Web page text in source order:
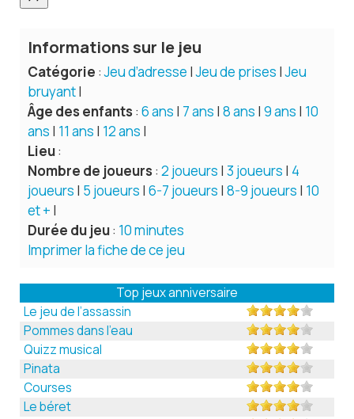
Informations sur le jeu
Catégorie :Jeu d’adresse |Jeu de prises |Jeu
bruyant|
Âge des enfants : 6 ans | 7 ans | 8 ans | 9 ans | 10
ans | 11 ans | 12 ans |
Lieu:
Nombre de joueurs : 2 joueurs | 3 joueurs | 4
joueurs | 5 joueurs | 6-7 joueurs | 8-9 joueurs | 10
et + |
Durée du jeu: 10 minutes
Imprimer la fiche de ce jeu
Top jeux anniversaire
Le jeu de l’assassin
Pommes dans l’eau
Quizz musical
Pinata
Courses
Le béret